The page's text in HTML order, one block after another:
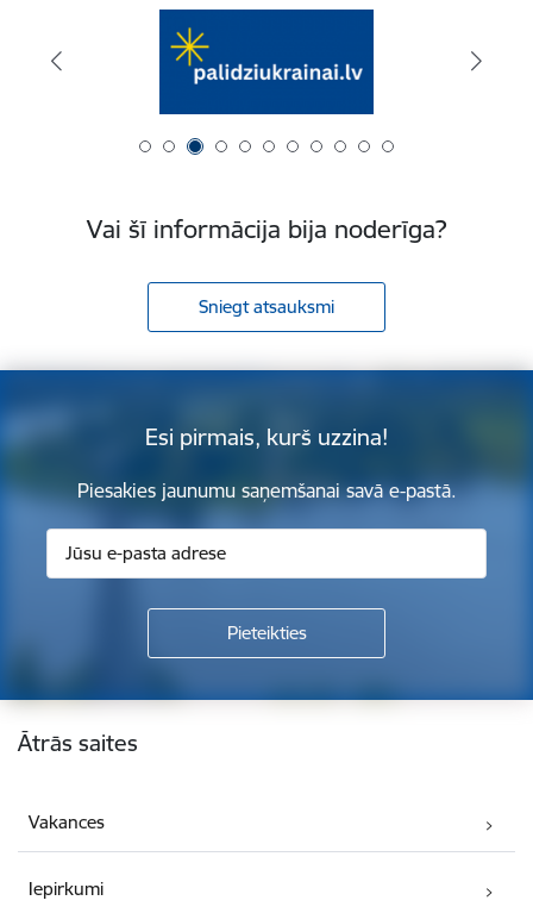
Vai šī informācija bija noderīga?
Sniegt atsauksmi
Esi pirmais, kurš uzzina!
Piesakies jaunumu saņemšanai savā e-pastā.
Kājene
Ātrās saites
Vakances
Iepirkumi